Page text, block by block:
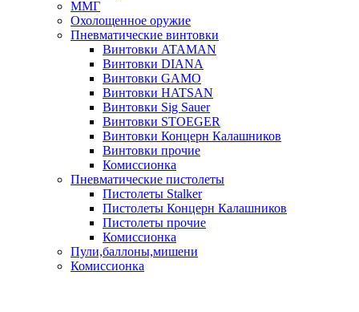
ММГ
Охолощенное оружие
Пневматические винтовки
Винтовки ATAMAN
Винтовки DIANA
Винтовки GAMO
Винтовки HATSAN
Винтовки Sig Sauer
Винтовки STOEGER
Винтовки Концерн Калашников
Винтовки прочие
Комиссионка
Пневматические пистолеты
Пистолеты Stalker
Пистолеты Концерн Калашников
Пистолеты прочие
Комиссионка
Пули,баллоны,мишени
Комиссионка